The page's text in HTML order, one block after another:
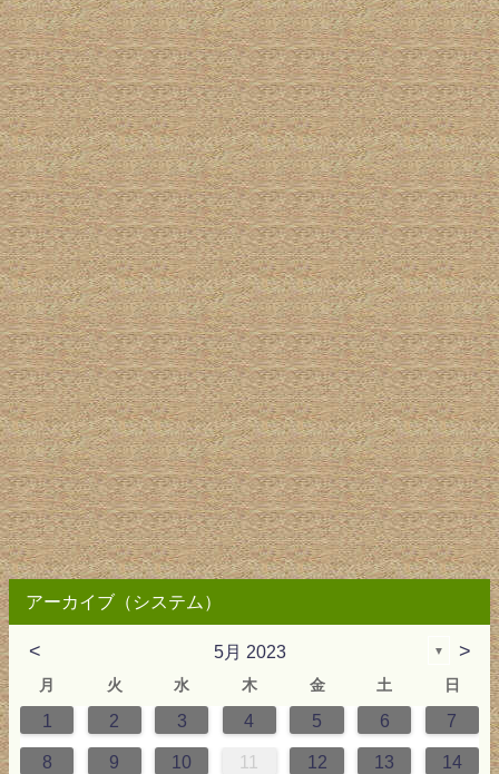
アーカイブ（システム）
< 5月 2023 ▼ >
月 火 水 木 金 土 日
1 2 3 4 5 6 7
8 9 10 11 12 13 14